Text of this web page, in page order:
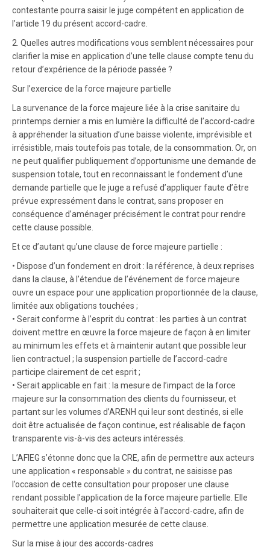
contestante pourra saisir le juge compétent en application de
l’article 19 du présent accord-cadre.
2. Quelles autres modifications vous semblent nécessaires pour
clarifier la mise en application d’une telle clause compte tenu du
retour d’expérience de la période passée ?
Sur l’exercice de la force majeure partielle
La survenance de la force majeure liée à la crise sanitaire du
printemps dernier a mis en lumière la difficulté de l’accord-cadre
à appréhender la situation d’une baisse violente, imprévisible et
irrésistible, mais toutefois pas totale, de la consommation. Or, on
ne peut qualifier publiquement d’opportunisme une demande de
suspension totale, tout en reconnaissant le fondement d’une
demande partielle que le juge a refusé d’appliquer faute d’être
prévue expressément dans le contrat, sans proposer en
conséquence d’aménager précisément le contrat pour rendre
cette clause possible.
Et ce d’autant qu’une clause de force majeure partielle :
• Dispose d’un fondement en droit : la référence, à deux reprises
dans la clause, à l’étendue de l’événement de force majeure
ouvre un espace pour une application proportionnée de la clause,
limitée aux obligations touchées ;
• Serait conforme à l’esprit du contrat : les parties à un contrat
doivent mettre en œuvre la force majeure de façon à en limiter
au minimum les effets et à maintenir autant que possible leur
lien contractuel ; la suspension partielle de l’accord-cadre
participe clairement de cet esprit ;
• Serait applicable en fait : la mesure de l’impact de la force
majeure sur la consommation des clients du fournisseur, et
partant sur les volumes d’ARENH qui leur sont destinés, si elle
doit être actualisée de façon continue, est réalisable de façon
transparente vis-à-vis des acteurs intéressés.
L’AFIEG s’étonne donc que la CRE, afin de permettre aux acteurs
une application « responsable » du contrat, ne saisisse pas
l’occasion de cette consultation pour proposer une clause
rendant possible l’application de la force majeure partielle. Elle
souhaiterait que celle-ci soit intégrée à l’accord-cadre, afin de
permettre une application mesurée de cette clause.
Sur la mise à jour des accords-cadres